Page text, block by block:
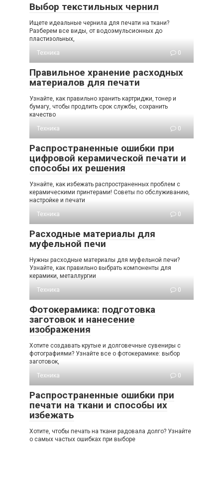
Выбор текстильных чернил
Ищете идеальные чернила для печати на ткани?
Разберем все виды, от водоэмульсионных до
пластизольных,
Техника
0
Правильное хранение расходных
материалов для печати
Узнайте, как правильно хранить картриджи, тонер и
бумагу, чтобы продлить срок службы, сохранить
качество
Техника
0
Распространенные ошибки при
цифровой керамической печати и
способы их решения
Узнайте, как избежать распространенных проблем с
керамическими принтерами! Советы по обслуживанию,
настройке и печати
Техника
0
Расходные материалы для
муфельной печи
Нужны расходные материалы для муфельной печи?
Узнайте, как правильно выбрать компоненты для
керамики, металлургии
Техника
0
Фотокерамика: подготовка
заготовок и нанесение
изображения
Хотите создавать крутые и долговечные сувениры с
фотографиями? Узнайте все о фотокерамике: выбор
заготовок,
Техника
0
Распространенные ошибки при
печати на ткани и способы их
избежать
Хотите, чтобы печать на ткани радовала долго? Узнайте
о самых частых ошибках при выборе